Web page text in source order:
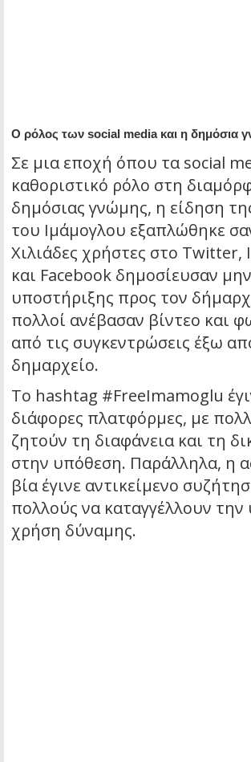
Ο ρόλος των social media και η δημόσια
Σε μια εποχή όπου τα social
καθοριστικό ρόλο στη
δημόσιας γνώμης, η είδηση
του Ιμάμογλου εξαπλώθηκε
Χιλιάδες χρήστες στο
και Facebook δημοσίευσαν
υποστήριξης προς τον
πολλοί ανέβασαν βίντεο και
από τις συγκεντρώσεις έξω
δημαρχείο.
Το hashtag #FreeImamoglu
διάφορες πλατφόρμες, με
ζητούν τη διαφάνεια και τη
στην υπόθεση. Παράλληλα, η
βία έγινε αντικείμενο
πολλούς να καταγγέλλουν
χρήση δύναμης.